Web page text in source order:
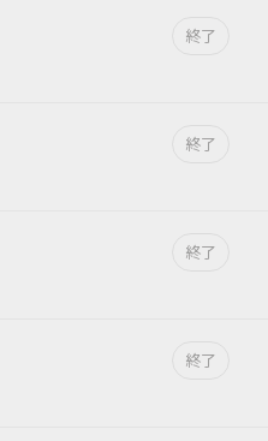
終了
終了
終了
終了